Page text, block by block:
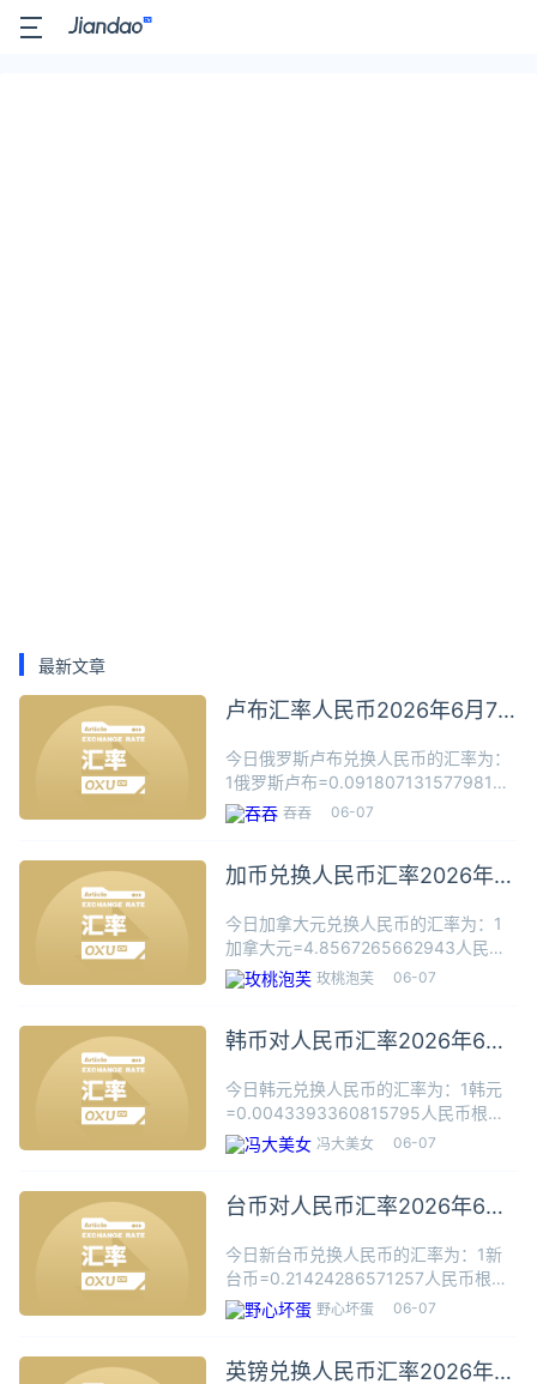
最新文章
卢布汇率人民币2026年6月7
今日俄罗斯卢布兑换人民币的汇率为：
1俄罗斯卢布=0.091807131577981人
民币根据今日汇率，100俄罗斯卢布可
兑换9.1807人民币，数据仅供参考，交
布（Р
吞吞 06-07
加币兑换人民币汇率2026年6
今日加拿大元兑换人民币的汇率为：1
加拿大元=4.8567265662943人民币
根据今日汇率，1加拿大元可兑换
4.8567人民币，数据仅供参考，交易时
称符号C$。是加
玫桃泡芙 06-07
韩币对人民币汇率2026年6月
今日韩元兑换人民币的汇率为：1韩元
=0.0043393360815795人民币根据
今日汇率，10000韩元可兑换43.3934
人民币，数据仅供参考，交易时以银行
元。
冯大美女 06-07
台币对人民币汇率2026年6月
今日新台币兑换人民币的汇率为：1新
台币=0.21424286571257人民币根据
今日汇率，1新台币可兑换0.2142人民
币，数据仅供参考，交易时以银行柜台
TWD；货币符
野心坏蛋 06-07
英镑兑换人民币汇率2026年6